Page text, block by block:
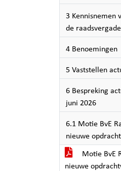
3 Kennisnemen
de
4 Benoemingen
5 Vaststellen
6 Bespreking
juni 2026
6.1 Motie BvE
nieuwe
Motie BvE
nieuwe